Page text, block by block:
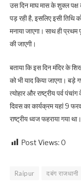
उस दिन माघ मास के शुक्ल पक्ष
पड़ रही है, इसलिए इसी
मनाया जाएगा। साथ ही
की जाएगी।
बताया कि इस दिन मंदिर के
को भी याद किया जाएगा। बड़े
त्योहार और राष्ट्रीय पर्व
दिवस का कार्यक्रम यहां 9
राष्ट्रीय ध्वज फहराया गया था।
Post Views: 0
Raipur दबंग राजधानी